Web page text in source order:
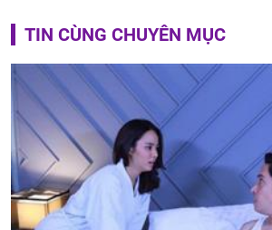
TIN CÙNG CHUYÊN MỤC